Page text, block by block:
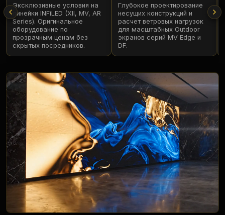
Эксклюзивные условия на
линейки INFiLED (XII, MV, AR
Series). Оригинальное
оборудование по
прозрачным ценам без
скрытых посредников.
Глубокое проектирование
несущих конструкций и
расчет ветровых нагрузок
для масштабных Outdoor
экранов серий MV Edge и
DF.